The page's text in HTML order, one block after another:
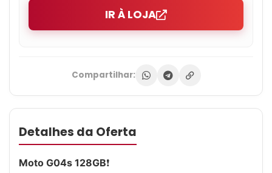
IR À LOJA
Compartilhar:
Detalhes da Oferta
Moto G04s 128GB❗